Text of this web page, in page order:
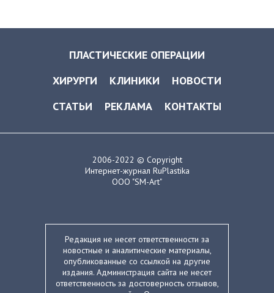
ПЛАСТИЧЕСКИЕ ОПЕРАЦИИ
ХИРУРГИ
КЛИНИКИ
НОВОСТИ
СТАТЬИ
РЕКЛАМА КОНТАКТЫ
2006-2022 © Copyright
Интернет-журнал RuPlastika
ООО "SM-Art"
Редакция не несет ответственности за
новостные и аналитические материалы,
опубликованные со ссылкой на другие
издания. Администрация сайта не несет
ответственность за достоверность отзывов,